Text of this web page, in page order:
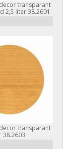
transparant
2,5 liter 38.2601
transparant
38.2603